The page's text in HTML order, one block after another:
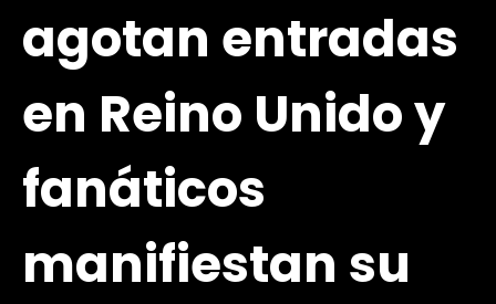
agotan entradas
en Reino Unido y
fanáticos
manifiestan su